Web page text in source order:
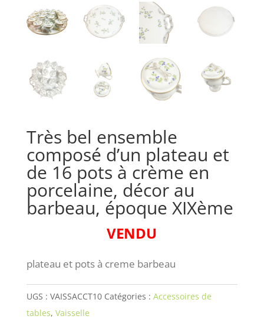
Très bel ensemble
composé d’un plateau et
de 16 pots à crème en
porcelaine, décor au
barbeau, époque XIXème
VENDU
plateau et pots à creme barbeau
UGS : VAISSACCT10 Catégories : Accessoires de
tables, Vaisselle